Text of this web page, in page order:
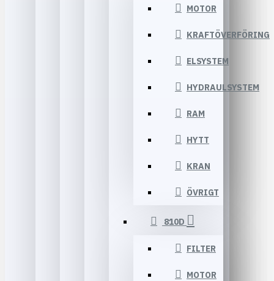
MOTOR
KRAFTÖVERFÖRING
ELSYSTEM
HYDRAULSYSTEM
RAM
HYTT
KRAN
ÖVRIGT
810D
FILTER
MOTOR